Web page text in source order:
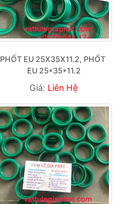
PHỐT EU 25X35X11.2, PHỐT
EU 25*35*11.2
Giá: Liên Hệ